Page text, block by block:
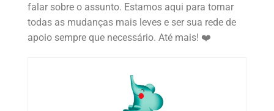
falar sobre o assunto. Estamos aqui para tornar
todas as mudanças mais leves e ser sua rede de
apoio sempre que necessário. Até mais! ❤️